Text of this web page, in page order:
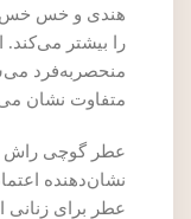
هندی و خس خس
را بیشتر
منحصربه‌فرد
متفاوت نشان
عطر گوچی راش
نشان‌دهنده
عطر برای